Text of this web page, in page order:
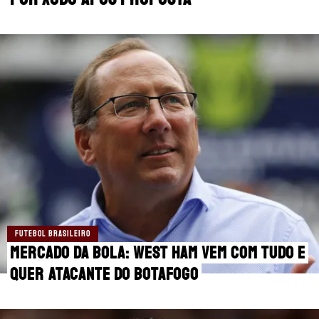
🔥 MELHORES SITES DE APOSTAS
🎁 BÔNUS PARA APOSTAR
SUPERBET: DICAS E OFERTAS
ÚLTIMAS
CASAS DE APOSTAS
APPS
RANKINGS
MANCHESTER CITY
MANCHESTER UNITED
LIVERPOOL
FLAMENGO
CORINTHIANS
PREMIER LEAGUE
FUTEBOL EUROPEU
FUTEBOL BRASILEIRO
FUTEBOL BRASILEIRO
Mercado da bola: West Ham vem com tudo e
quer atacante do Botafogo